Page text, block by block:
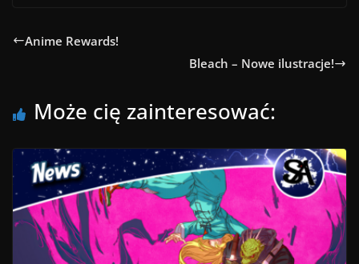
Anime Rewards!
Bleach – Nowe ilustracje!
Może cię zainteresować: